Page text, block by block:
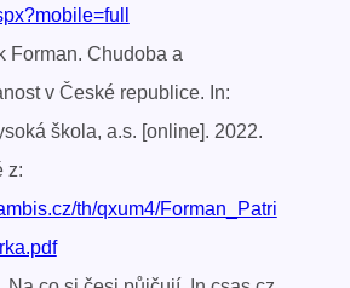
Forman. Chudoba a
v České republice. In:
škola, a.s. [online]. 2022.
z:
th/qxum4/Forman_Patri